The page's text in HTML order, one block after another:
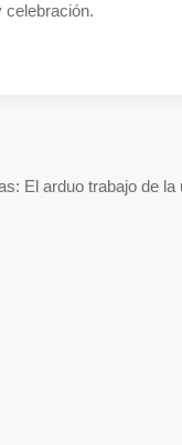
celebración.
El arduo trabajo de